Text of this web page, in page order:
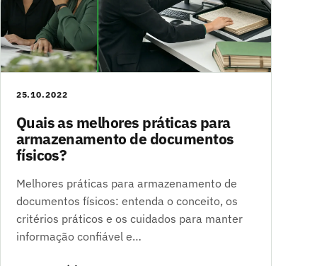
25.10.2022
Quais as melhores práticas para
armazenamento de documentos
físicos?
Melhores práticas para armazenamento de
documentos físicos: entenda o conceito, os
critérios práticos e os cuidados para manter
informação confiável e…